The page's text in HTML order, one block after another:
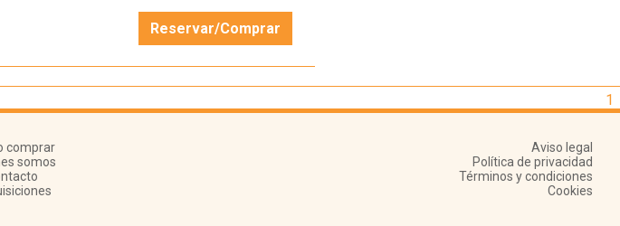
Reservar/Comprar
1
comprar
somos
Aviso legal
Política de privacidad
Términos y condiciones
Cookies